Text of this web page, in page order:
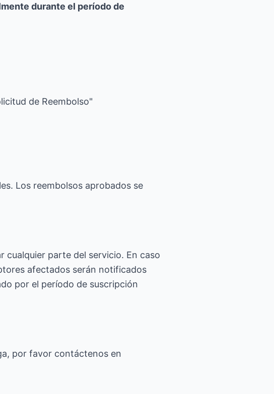
durante el período de
de Reembolso"
Los reembolsos aprobados se
cualquier parte del servicio. En caso
afectados serán notificados
por el período de suscripción
por favor contáctenos en